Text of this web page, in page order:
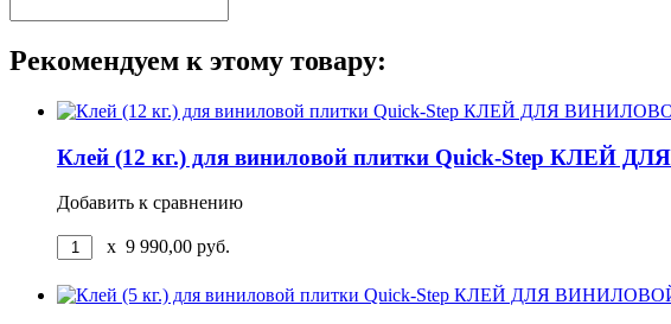
Рекомендуем к этому товару:
Клей (12 кг.) для виниловой плитки Quick-Step
Добавить к сравнению
x 9 990,00 руб.